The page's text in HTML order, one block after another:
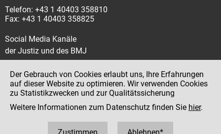
Telefon: +43 1 40403 358810
Fax: +43 1 40403 358825
Social Media Kanäle
der Justiz und des BMJ
Impressum
Datenschutz
Der Gebrauch von Cookies erlaubt uns, Ihre Erfahrungen
auf dieser Website zu optimieren. Wir verwenden Cookies
zu Statistikzwecken und zur Qualitätssicherung
Weitere Informationen zum Datenschutz finden Sie hier.